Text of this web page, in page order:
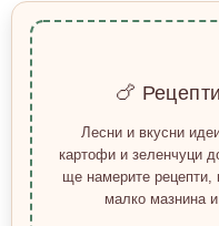
🍗
Лесни и вкусни
картофи и зеленчуци
ще намерите рецепти,
малко мазнина